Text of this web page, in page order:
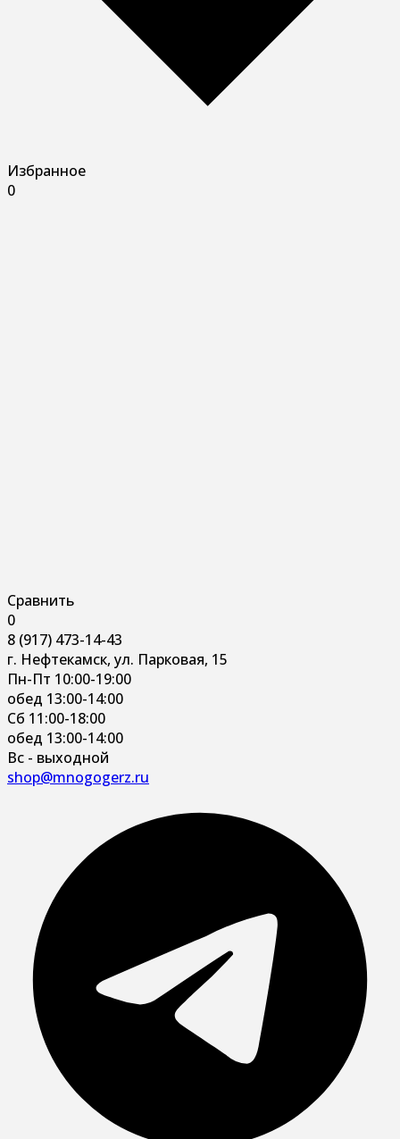
Избранное
0
Сравнить
0
8 (917) 473-14-43
г. Нефтекамск, ул. Парковая, 15
Пн-Пт 10:00-19:00
обед 13:00-14:00
Сб 11:00-18:00
обед 13:00-14:00
Вс - выходной
shop@mnogogerz.ru